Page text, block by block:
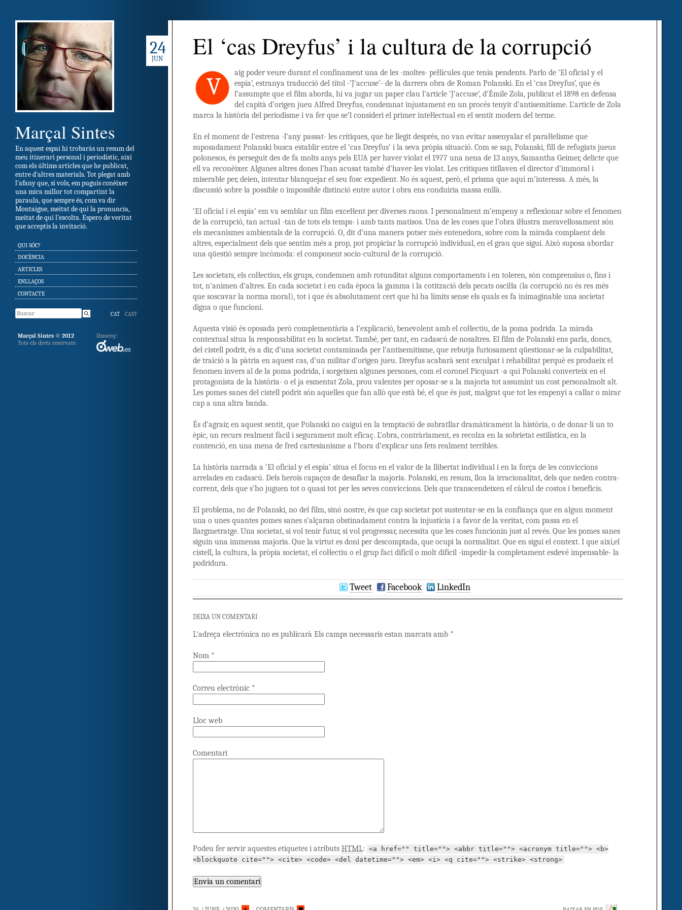
Marçal Sintes
En aquest espai hi trobaràs un resum del
meu itinerari personal i periodístic, així
com els últims articles que he publicat,
entre d'altres materials. Tot plegat amb
l'afany que, si vols, em puguis conèixer
una mica millor tot compartint la
paraula, que sempre és, com va dir
Montaigne, meitat de qui la pronuncia,
meitat de qui l'escolta. Espero de veritat
que acceptis la invitació.
SKIP TO CONTENT
QUI SÓC?
DOCÈNCIA
ARTICLES
ENLLAÇOS
CONTACTE
CAT CAST
Marçal Sintes © 2012
Tots els drets reservats
Disseny:
24
JUN El ‘cas Dreyfus’ i la cultura de la corrupció
V
aig poder veure durant el confinament una de les -moltes- pel·lícules que tenia pendents. Parlo de ‘El oficial y el
espía’, estranya traducció del títol -’J'accuse’- de la darrera obra de Roman Polanski. En el ‘cas Dreyfus’, que és
l’assumpte que el film aborda, hi va jugar un paper clau l’article ‘J’accuse’, d’Émile Zola, publicat el 1898 en defensa
del capità d’origen jueu Alfred Dreyfus, condemnat injustament en un procés tenyit d’antisemitisme. L’article de Zola
marca la història del periodisme i va fer que se’l consideri el primer intel·lectual en el sentit modern del terme.
En el moment de l’estrena -l’any passat- les crítiques, que he llegit després, no van evitar assenyalar el paral·lelisme que
suposadament Polanski busca establir entre el ‘cas Dreyfus’ i la seva pròpia situació. Com se sap, Polanski, fill de refugiats jueus
polonesos, és perseguit des de fa molts anys pels EUA per haver violat el 1977 una nena de 13 anys, Samantha Geimer, delicte que
ell va reconèixer. Algunes altres dones l’han acusat també d’haver-les violat. Les crítiques titllaven el director d’immoral i
miserable per, deien, intentar blanquejar el seu fosc expedient. No és aquest, però, el prisma que aquí m’interessa. A més, la
discussió sobre la possible o impossible distinció entre autor i obra ens conduiria massa enllà.
‘El oficial i el espía’ em va semblar un film excel·lent per diverses raons. I personalment m’empeny a reflexionar sobre el fenomen
de la corrupció, tan actual -tan de tots els temps- i amb tants matisos. Una de les coses que l’obra il·lustra meravellosament són
els mecanismes ambientals de la corrupció. O, dit d’una manera potser més entenedora, sobre com la mirada complaent dels
altres, especialment dels que sentim més a prop, pot propiciar la corrupció individual, en el grau que sigui. Això suposa abordar
una qüestió sempre incòmoda: el component socio-cultural de la corrupció.
Les societats, els col·lectius, els grups, condemnen amb rotunditat alguns comportaments i en toleren, són comprensius o, fins i
tot, n’animen d’altres. En cada societat i en cada època la gamma i la cotització dels pecats oscil·la (la corrupció no és res més
que soscavar la norma moral), tot i que és absolutament cert que hi ha límits sense els quals es fa inimaginable una societat
digna o que funcioni.
Aquesta visió és oposada però complementària a l’explicació, benevolent amb el col·lectiu, de la poma podrida. La mirada
contextual situa la responsabilitat en la societat. També, per tant, en cadascú de nosaltres. El film de Polanski ens parla, doncs,
del cistell podrit, és a dir, d’una societat contaminada per l’antisemitisme, que rebutja furiosament qüestionar-se la culpabilitat,
de traïció a la pàtria en aquest cas, d’un militar d’origen jueu. Dreyfus acabarà sent exculpat i rehabilitat perquè es produeix el
fenomen invers al de la poma podrida, i sorgeixen algunes persones, com el coronel Picquart -a qui Polanski converteix en el
protagonista de la història- o el ja esmentat Zola, prou valentes per oposar-se a la majoria tot assumint un cost personalmolt alt.
Les pomes sanes del cistell podrit són aquelles que fan allò que està bé, el que és just, malgrat que tot les empenyi a callar o mirar
cap a una altra banda.
És d’agrair, en aquest sentit, que Polanski no caigui en la temptació de subratllar dramàticament la història, o de donar-li un to
èpic, un recurs realment fàcil i segurament molt eficaç. L’obra, contràriament, es recolza en la sobrietat estilística, en la
contenció, en una mena de fred cartesianisme a l’hora d’explicar uns fets realment terribles.
La història narrada a ‘El oficial y el espía’ situa el focus en el valor de la llibertat individual i en la força de les conviccions
arrelades en cadascú. Dels herois capaços de desafiar la majoria. Polanski, en resum, lloa la irracionalitat, dels que neden contra-
corrent, dels que s’ho juguen tot o quasi tot per les seves conviccions. Dels que transcendeixen el càlcul de costos i beneficis.
El problema, no de Polanski, no del film, sinó nostre, és que cap societat pot sustentar-se en la confiança que en algun moment
una o unes quantes pomes sanes s’alçaran obstinadament contra la injustícia i a favor de la veritat, com passa en el
llargmetratge. Una societat, si vol tenir futur, si vol progressar, necessita que les coses funcionin just al revés. Que les pomes sanes
siguin una immensa majoria. Que la virtut es doni per descomptada, que ocupi la normalitat. Que en sigui el context. I que així,el
cistell, la cultura, la pròpia societat, el col·lectiu o el grup faci difícil o molt difícil -impedir-la completament esdevé impensable- la
podridura.
Tweet Facebook LinkedIn
DEIXA UN COMENTARI
L'adreça electrònica no es publicarà Els camps necessaris estan marcats amb *
Nom *
Correu electrònic *
Lloc web
Comentari
Podeu fer servir aquestes etiquetes i atributs HTML: <a href="" title=""> <abbr title=""> <acronym title=""> <b>
<blockquote cite=""> <cite> <code> <del datetime=""> <em> <i> <q cite=""> <strike> <strong>